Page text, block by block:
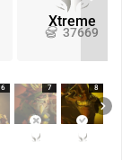
Xtreme
37669
6 7 8